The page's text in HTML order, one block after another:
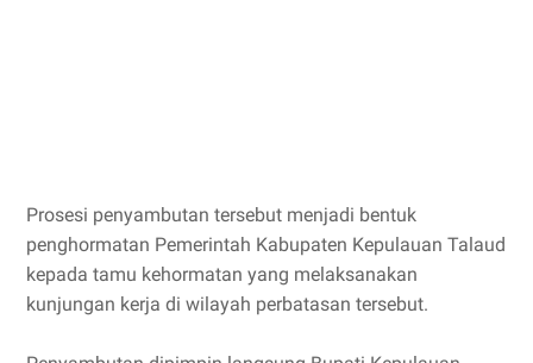
Prosesi penyambutan tersebut menjadi bentuk
penghormatan Pemerintah Kabupaten Kepulauan Talaud
kepada tamu kehormatan yang melaksanakan
kunjungan kerja di wilayah perbatasan tersebut.